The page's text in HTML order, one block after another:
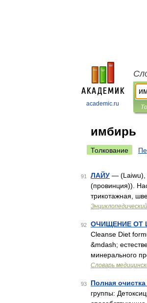
academic.ru
имбирь
Толкование
91 ЛАЙУ — (Laiwu),
(провинция)).
трикотажная,
92 ОЧИЩЕНИЕ ОТ
Cleanse Diet
&mdash;
минерального
Словарь
93 Полная
группы: